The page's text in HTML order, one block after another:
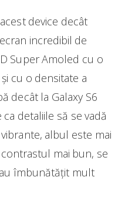
device decât
incredibil de
Super Amoled cu o
cu o densitate a
decât la Galaxy S6
ca detaliile să se vadă
albul este mai
mai bun, se
îmbunătățit mult